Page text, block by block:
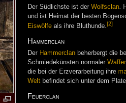
Der Südlichste ist der Wolfsclan.
und ist Heimat der besten
Eiswölfeals ihre Bluthunde.[2]
Hammerclan
Der Hammerclanbeherbergt die
Schmiedekünsten normaler
die bei der Erzverarbeitung ihre
Weltbefindet sich unter dem
Feuerclan